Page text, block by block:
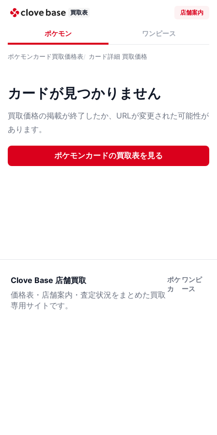
買取表 店舗案内
ポケモン ワンピース
ポケモンカード買取価格表 カード詳細 買取価格
カードが見つかりません
買取価格の掲載が終了したか、URLが変更された可能性が
あります。
ポケモンカードの買取表を見る
Clove Base 店舗買取
価格表・店舗案内・査定状況をまとめた買取
専用サイトです。
ポケ
カ
ワンピ
ース